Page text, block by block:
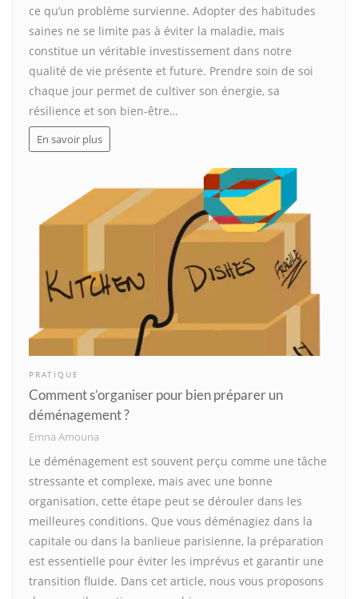
ce qu’un problème survienne. Adopter des habitudes
saines ne se limite pas à éviter la maladie, mais
constitue un véritable investissement dans notre
qualité de vie présente et future. Prendre soin de soi
chaque jour permet de cultiver son énergie, sa
résilience et son bien-être…
En savoir plus
PRATIQUE
Comment s’organiser pour bien préparer un
déménagement ?
Emna Amouna
Le déménagement est souvent perçu comme une tâche
stressante et complexe, mais avec une bonne
organisation, cette étape peut se dérouler dans les
meilleures conditions. Que vous déménagiez dans la
capitale ou dans la banlieue parisienne, la préparation
est essentielle pour éviter les imprévus et garantir une
transition fluide. Dans cet article, nous vous proposons